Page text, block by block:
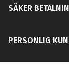
SÄKER
PERSONLIG